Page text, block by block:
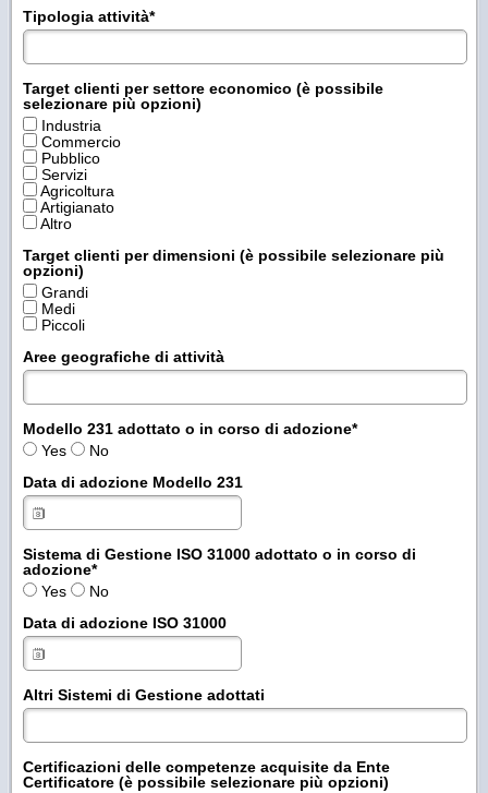
Tipologia attività*
Target clienti per settore economico (è possibile
selezionare più opzioni)
Industria
Commercio
Pubblico
Servizi
Agricoltura
Artigianato
Altro
Target clienti per dimensioni (è possibile selezionare più
opzioni)
Grandi
Medi
Piccoli
Aree geografiche di attività
Modello 231 adottato o in corso di adozione*
Yes
No
Data di adozione Modello 231
Sistema di Gestione ISO 31000 adottato o in corso di
adozione*
Yes
No
Data di adozione ISO 31000
Altri Sistemi di Gestione adottati
Certificazioni delle competenze acquisite da Ente
Certificatore (è possibile selezionare più opzioni)